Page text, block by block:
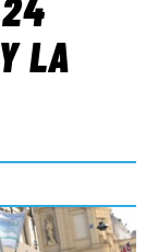
LA